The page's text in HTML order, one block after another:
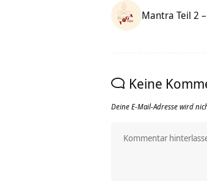
Mantra Teil 2
Keine
Deine E-Mail-Adresse wird